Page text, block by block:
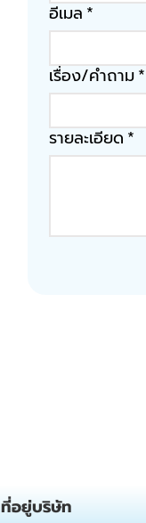
อีเมล *
เรื่อง/คำถาม*
รายละเอียด *
ที่อยู่บริษัท